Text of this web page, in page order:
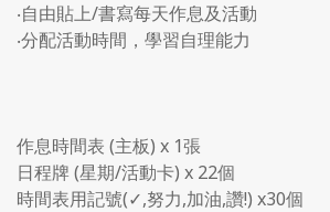
‧自由貼上/書寫每天作息及活動
‧分配活動時間，學習自理能力
作息時間表 (主板) x 1張
日程牌 (星期/活動卡) x 22個
時間表用記號(✓,努力,加油,讚!) x30個